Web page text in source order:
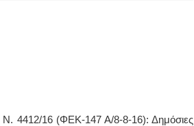
Ν. 4412/16 (ΦΕΚ-147 Α/8-8-16): Δημόσιες